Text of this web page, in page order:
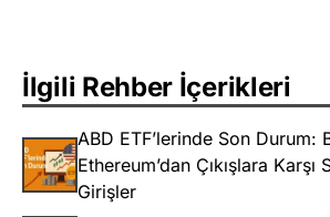
İlgili Rehber İçerikleri
ABD ETF’lerinde Son Durum:
Ethereum’dan Çıkışlara Karşı
Girişler